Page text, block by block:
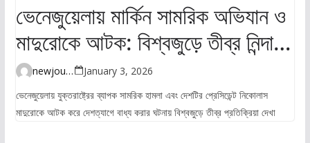
ভেনেজুয়েলায় মার্কিন সামরিক অভিযান ও
মাদুরোকে আটক: বিশ্বজুড়ে তীব্র নিন্দা ও
উদ্বেগ newjourney4045@gmail.com
January 3, 2026
ভেনেজুয়েলায় যুক্তরাষ্ট্রের ব্যাপক সামরিক হামলা এবং দেশটির প্রেসিডেন্ট নিকোলাস
মাদুরোকে আটক করে দেশত্যাগে বাধ্য করার ঘটনায় বিশ্বজুড়ে তীব্র প্রতিক্রিয়া দেখা